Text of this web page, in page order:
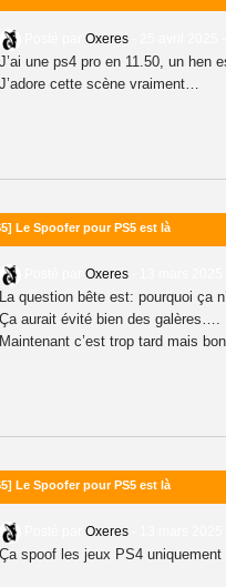
Oxeres
J’ai une ps4 pro en 11.50, un hen
J’adore cette scène vraiment…
Le Spoofer pour PS5 est là
Oxeres
La question bête est: pourquoi ça
Ça aurait évité bien des galères….
Maintenant c’est trop tard mais
Le Spoofer pour PS5 est là
Oxeres
Ça spoof les jeux PS4 uniquement